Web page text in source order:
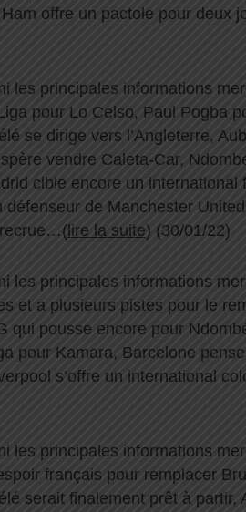
offre un pactole pour deux
les principales informations
pour Lo Celso, Paul Pogba
se dirige vers l’Angleterre,
vendre Caleta-Car,
cible encore un international
défenseur de Manchester
recrue…( lire la suite) (30/01/22)
les principales informations
et a plusieurs pistes pour le
qui pousse encore pour
pour Kamara, Barcelone
s’offre un international
les principales informations
français pour remplacer
serait finalement prêt à partir,